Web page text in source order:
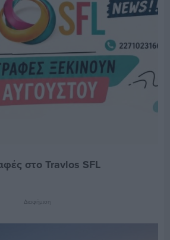
στο Travlos SFL
Διαφήμιση